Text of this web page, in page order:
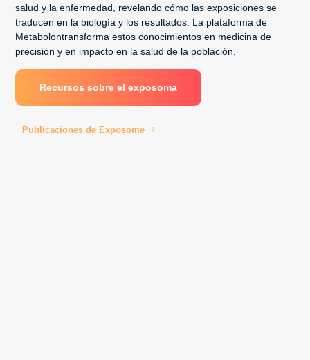
salud y la enfermedad, revelando cómo las exposiciones se
traducen en la biología y los resultados. La plataforma de
Metabolontransforma estos conocimientos en medicina de
precisión y en impacto en la salud de la población.
Recursos sobre el exposoma
Publicaciones de Exposome